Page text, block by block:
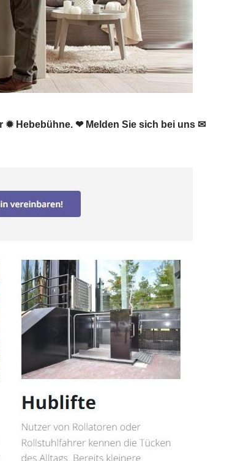
Hebebühne. ❤ Melden Sie sich bei uns ✉